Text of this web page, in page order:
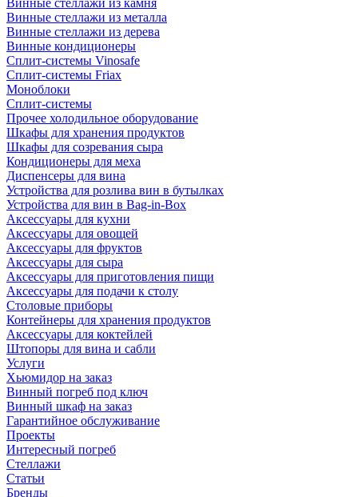
Винные стеллажи из камня
Винные стеллажи из металла
Винные стеллажи из дерева
Винные кондиционеры
Сплит-системы Vinosafe
Сплит-системы Friax
Моноблоки
Сплит-системы
Прочее холодильное оборудование
Шкафы для хранения продуктов
Шкафы для созревания сыра
Кондиционеры для меха
Диспенсеры для вина
Устройства для розлива вин в бутылках
Устройства для вин в Bag-in-Box
Аксессуары для кухни
Аксессуары для овощей
Аксессуары для фруктов
Аксессуары для сыра
Аксессуары для приготовления пищи
Аксессуары для подачи к столу
Столовые приборы
Контейнеры для хранения продуктов
Аксессуары для коктейлей
Штопоры для вина и сабли
Услуги
Хьюмидор на заказ
Винный погреб под ключ
Винный шкаф на заказ
Гарантийное обслуживание
Проекты
Интересный погреб
Стеллажи
Статьи
Бренды